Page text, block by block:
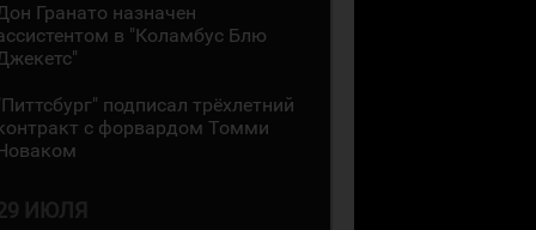
Гранато назначен
в "Коламбус Блю
подписал трёхлетний
с форвардом Томми
ИЮЛЯ